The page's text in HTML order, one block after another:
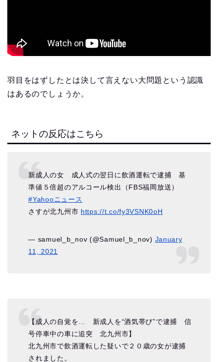
羽目をはずしたとは決して言えない大問題という認識
はあるのでしょうか。
ネットの反応はこちら
新成人の女 成人式の翌日に飲酒運転で逮捕 基
準値５倍超のアルコール検出（FBS福岡放送）
#Yahooニュース
さすが北九州市 https://t.co/fy3VSNK0oH
— samuel_b_nov (@Samuel_b_nov) January
11, 2021
【成人の自覚を… 新成人を“酒気帯び”で逮捕 信
号停車中の車に追突 北九州市】
北九州市で飲酒運転した疑いで２０歳の女が逮捕
されました。